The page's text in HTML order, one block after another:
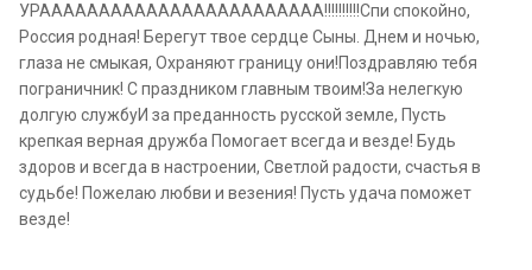
УРАААААААААААААААААААААААА!!!!!!!!!!Спи спокойно,
Россия родная! Берегут твое сердце Сыны. Днем и ночью,
глаза не смыкая, Охраняют границу они!Поздравляю тебя
пограничник! С праздником главным твоим!За нелегкую
долгую службуИ за преданность русской земле, Пусть
крепкая верная дружба Помогает всегда и везде! Будь
здоров и всегда в настроении, Светлой радости, счастья в
судьбе! Пожелаю любви и везения! Пусть удача поможет
везде!